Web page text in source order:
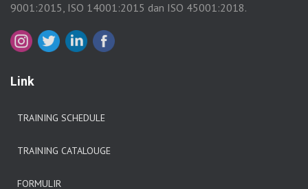
9001:2015, ISO 14001:2015 dan ISO 45001:2018.
Link
TRAINING SCHEDULE
TRAINING CATALOUGE
FORMULIR